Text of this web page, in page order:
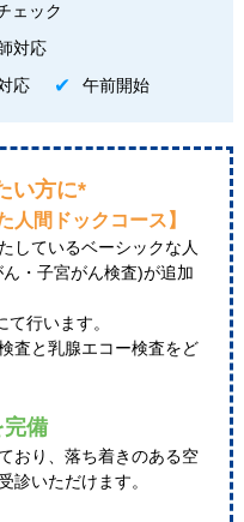
ェック
対応
応 午前開始
い方に*
人間ドックコース】
しているベーシックな人
・子宮がん検査)が追加
行います。
査と乳腺エコー検査をど
備
おり、落ち着きのある空
診いただけます。